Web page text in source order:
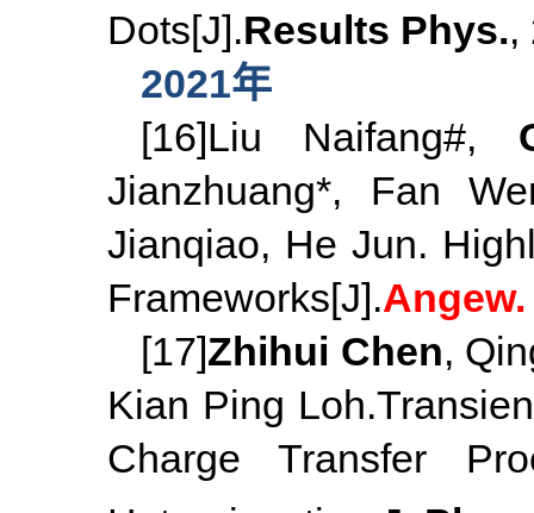
Dots[J].Results Phys.,
2021年
[16]Liu Naifang#,
Jianzhuang*, Fan
Jianqiao, He Jun.
Frameworks[J].
[17]Zhihui Chen,
Kian Ping
Charge Transfer